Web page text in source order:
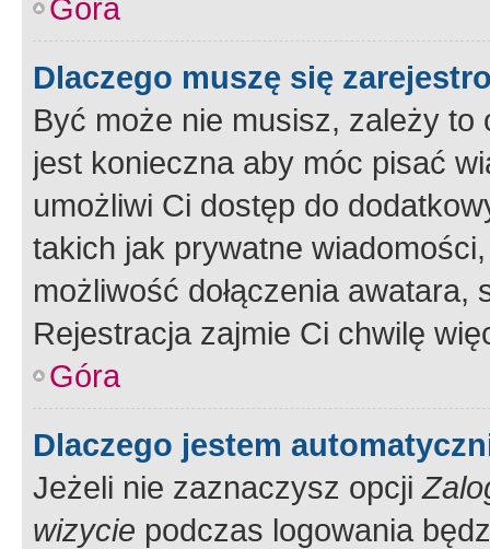
Góra
Dlaczego muszę się
Być może nie musisz, zależy
jest konieczna aby móc pisać
umożliwi Ci dostęp do
takich jak prywatne
możliwość dołączenia
Rejestracja zajmie Ci chwilę
Góra
Dlaczego jestem
Jeżeli nie zaznaczysz opcji
wizycie podczas logowania